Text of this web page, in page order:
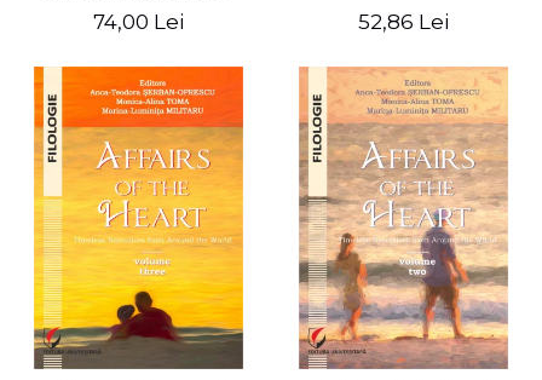
practic/Conversation
Bilingual Romanian-English
guide with practical
vocabulary
74,00 Lei 52,86 Lei